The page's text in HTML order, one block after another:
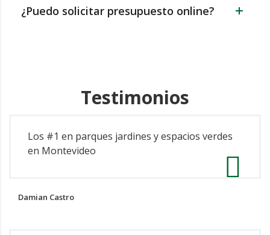
¿Puedo solicitar presupuesto online?
Testimonios
Los #1 en parques jardines y espacios verdes
en Montevideo
Damian Castro